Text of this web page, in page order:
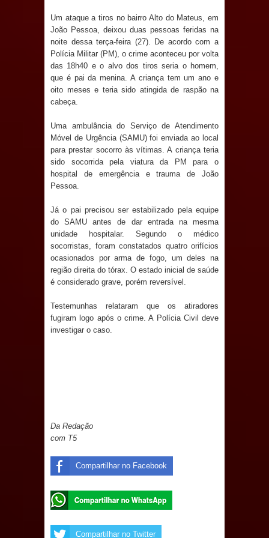
O verdadeiro oxigênio do Estado
Democrático de Direito – Bacharela
aborda de maneira inédita no mundo
Confira!
campanha Julho Neon com ações de
conscientização sobre saúde bucal
Caldas Brandão: gestão municipal
antecipa pagamento do mês de julho
e aquece economia para Festa de
Santana
Saúde Bucal: Mais de 470 próteses
e deve atrair grande público
lamenta a morte da ex-vereadora
Neta do Sindicato
Um ataque a tiros no bairro Alto do Mateus, em
João Pessoa, deixou duas pessoas feridas na
noite dessa terça-feira (27). De acordo com a
Polícia Militar (PM), o crime aconteceu por volta
das 18h40 e o alvo dos tiros seria o homem,
que é pai da menina. A criança tem um ano e
oito meses e teria sido atingida de raspão na
cabeça.
Uma ambulância do Serviço de Atendimento
Móvel de Urgência (SAMU) foi enviada ao local
para prestar socorro às vítimas. A criança teria
sido socorrida pela viatura da PM para o
hospital de emergência e trauma de João
Pessoa.
Já o pai precisou ser estabilizado pela equipe
do SAMU antes de dar entrada na mesma
unidade hospitalar. Segundo o médico
socorristas, foram constatados quatro orifícios
ocasionados por arma de fogo, um deles na
região direita do tórax. O estado inicial de saúde
é considerado grave, porém reversível.
Testemunhas relataram que os atiradores
fugiram logo após o crime. A Polícia Civil deve
investigar o caso.
Da Redação
com T5
Compartilhar no Facebook
Compartilhar no Twitter